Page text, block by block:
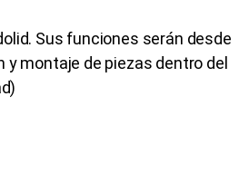
Sus funciones serán desde
y montaje de piezas dentro del